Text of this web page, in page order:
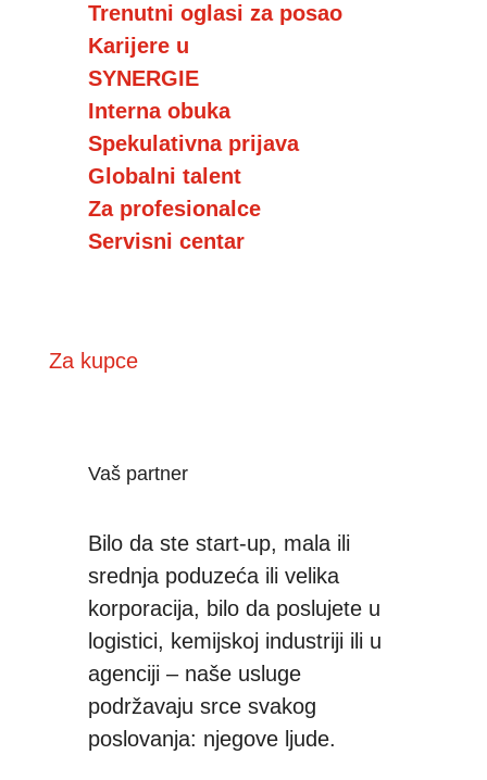
Trenutni oglasi za posao
Karijere u
SYNERGIE
Interna obuka
Spekulativna prijava
Globalni talent
Za profesionalce
Servisni centar
Za kupce
Vaš partner
Bilo da ste start-up, mala ili
srednja poduzeća ili velika
korporacija, bilo da poslujete u
logistici, kemijskoj industriji ili u
agenciji – naše usluge
podržavaju srce svakog
poslovanja: njegove ljude.